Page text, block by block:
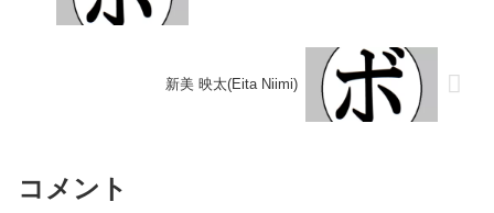
新美 映太(Eita Niimi)
コメント